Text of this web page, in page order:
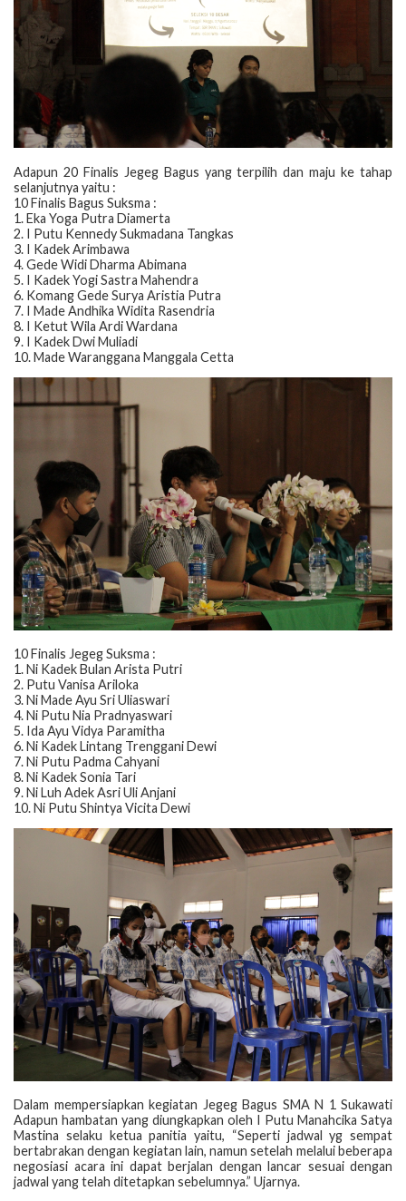
Adapun 20 Finalis Jegeg Bagus yang terpilih dan maju ke tahap
selanjutnya yaitu :
10 Finalis Bagus Suksma :
1. Eka Yoga Putra Diamerta
2. I Putu Kennedy Sukmadana Tangkas
3. I Kadek Arimbawa
4. Gede Widi Dharma Abimana
5. I Kadek Yogi Sastra Mahendra
6. Komang Gede Surya Aristia Putra
7. I Made Andhika Widita Rasendria
8. I Ketut Wila Ardi Wardana
9. I Kadek Dwi Muliadi
10. Made Waranggana Manggala Cetta
10 Finalis Jegeg Suksma :
1. Ni Kadek Bulan Arista Putri
2. Putu Vanisa Ariloka
3. Ni Made Ayu Sri Uliaswari
4. Ni Putu Nia Pradnyaswari
5. Ida Ayu Vidya Paramitha
6. Ni Kadek Lintang Trenggani Dewi
7. Ni Putu Padma Cahyani
8. Ni Kadek Sonia Tari
9. Ni Luh Adek Asri Uli Anjani
10. Ni Putu Shintya Vicita Dewi
Dalam mempersiapkan kegiatan Jegeg Bagus SMA N 1 Sukawati
Adapun hambatan yang diungkapkan oleh I Putu Manahcika Satya
Mastina selaku ketua panitia yaitu, “Seperti jadwal yg sempat
bertabrakan dengan kegiatan lain, namun setelah melalui beberapa
negosiasi acara ini dapat berjalan dengan lancar sesuai dengan
jadwal yang telah ditetapkan sebelumnya.” Ujarnya.